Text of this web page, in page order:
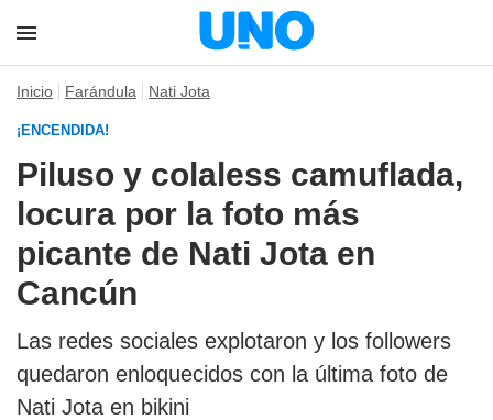
Inicio Farándula Nati Jota
¡ENCENDIDA!
Piluso y colaless camuflada,
locura por la foto más
picante de Nati Jota en
Cancún
Las redes sociales explotaron y los followers
quedaron enloquecidos con la última foto de
Nati Jota en bikini